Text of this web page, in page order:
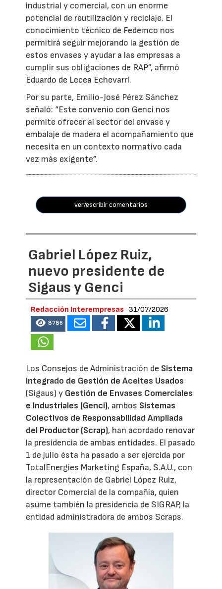
industrial y comercial, con un enorme
potencial de reutilización y reciclaje. El
conocimiento técnico de Fedemco nos
permitirá seguir mejorando la gestión de
estos envases y ayudar a las empresas a
cumplir sus obligaciones de RAP”, afirmó
Eduardo de Lecea Echevarri.
Por su parte, Emilio-José Pérez Sánchez
señaló: “Este convenio con Genci nos
permite ofrecer al sector del envase y
embalaje de madera el acompañamiento que
necesita en un contexto normativo cada
vez más exigente”.
ver/escribir comentarios
Gabriel López Ruiz,
nuevo presidente de
Sigaus y Genci
Redacción Interempresas 31/07/2026
8786
Los Consejos de Administración de Sistema
Integrado de Gestión de Aceites Usados
(Sigaus) y Gestión de Envases Comerciales
e Industriales (Genci), ambos Sistemas
Colectivos de Responsabilidad Ampliada
del Productor (Scrap), han acordado renovar
la presidencia de ambas entidades. El pasado
1 de julio ésta ha pasado a ser ejercida por
TotalEnergies Marketing España, S.A.U., con
la representación de Gabriel López Ruiz,
director Comercial de la compañía, quien
asume también la presidencia de SIGRAP, la
entidad administradora de ambos Scraps.